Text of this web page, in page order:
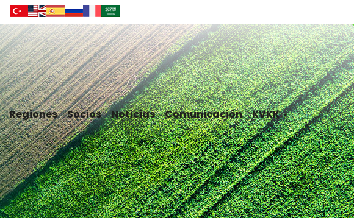
Regiones Socios Noticias Comunicación KVKK